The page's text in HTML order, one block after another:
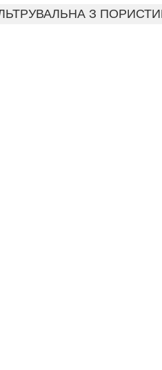
З